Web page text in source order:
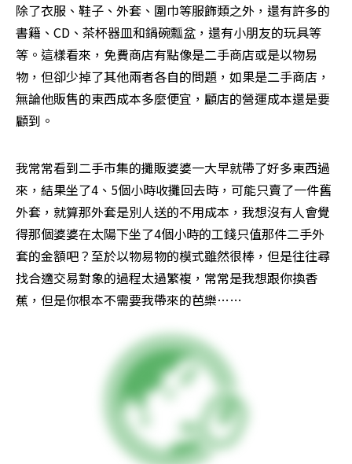
除了衣服、鞋子、外套、圍巾等服飾類之外，還有許多的
書籍、CD、茶杯器皿和鍋碗瓢盆，還有小朋友的玩具等
等。這樣看來，免費商店有點像是二手商店或是以物易
物，但卻少掉了其他兩者各自的問題，如果是二手商店，
無論他販售的東西成本多麼便宜，顧店的營運成本還是要
顧到。
我常常看到二手市集的攤販婆婆一大早就帶了好多東西過
來，結果坐了4、5個小時收攤回去時，可能只賣了一件舊
外套，就算那外套是別人送的不用成本，我想沒有人會覺
得那個婆婆在太陽下坐了4個小時的工錢只值那件二手外
套的金額吧？至於以物易物的模式雖然很棒，但是往往尋
找合適交易對象的過程太過繁複，常常是我想跟你換香
蕉，但是你根本不需要我帶來的芭樂……